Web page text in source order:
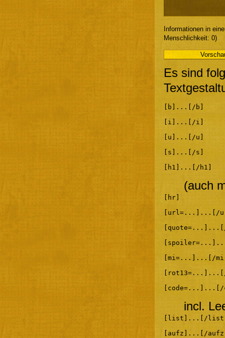
Informationen in
Menschlichkeit: 0)
Es sind
[b]...[/b]
[i]...[/i]
[u]...[/u]
[s]...[/s]
[h1]...[/h1]
(auch
[hr]
[url=...]...[/
[mi=...]...[/
[code=...]...[/
incl.
[list]...[/
[aufz]...[/